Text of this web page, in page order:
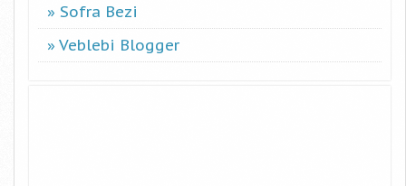
Sofra Bezi
Veblebi Blogger